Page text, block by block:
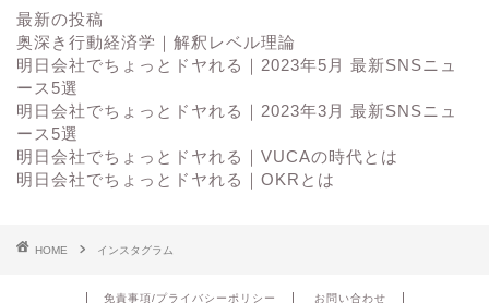
最新の投稿
奥深き行動経済学｜解釈レベル理論
明日会社でちょっとドヤれる｜2023年5月 最新SNSニュ
ース5選
明日会社でちょっとドヤれる｜2023年3月 最新SNSニュ
ース5選
明日会社でちょっとドヤれる｜VUCAの時代とは
明日会社でちょっとドヤれる｜OKRとは
HOME インスタグラム
免責事項/プライバシーポリシー お問い合わせ